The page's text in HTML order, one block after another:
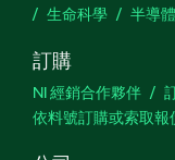
生命科學
半導體
訂購
NI 經銷合作夥伴
依料號訂購或索取報